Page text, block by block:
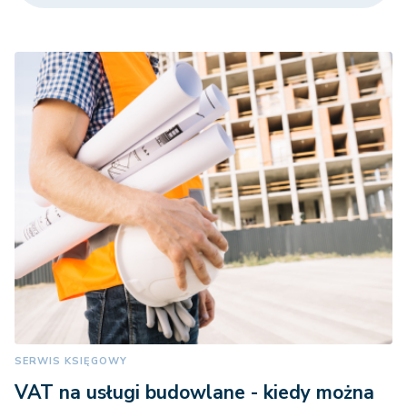
SERWIS KSIĘGOWY
VAT na usługi budowlane - kiedy można